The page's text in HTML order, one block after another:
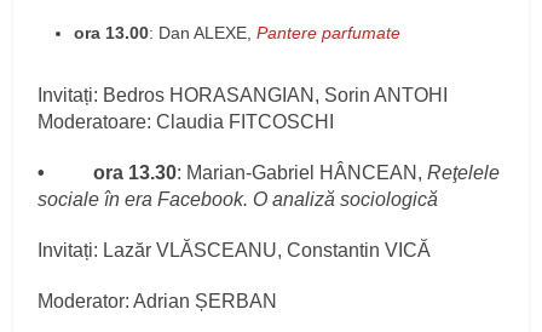
ora 13.00: Dan ALEXE,Pantere parfumate
Invitați: Bedros HORASANGIAN, Sorin ANTOHI
Moderatoare: Claudia FITCOSCHI
• ora 13.30: Marian-Gabriel HÂNCEAN,Reţelele
sociale în era Facebook. O analiză sociologică
Invitați: Lazăr VLĂSCEANU, Constantin VICĂ
Moderator: Adrian ȘERBAN